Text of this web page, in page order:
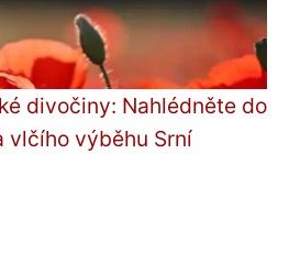
divočiny: Nahlédněte do
výběhu Srní